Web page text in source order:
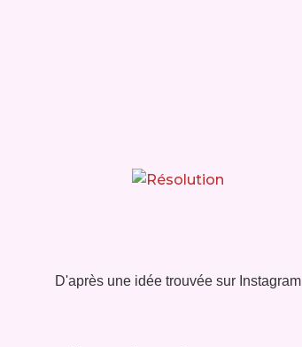
D'après une idée trouvée sur Instagram